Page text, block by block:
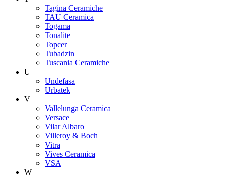
Tagina Ceramiche
TAU Ceramica
Togama
Tonalite
Topcer
Tubadzin
Tuscania Ceramiche
U
Undefasa
Urbatek
V
Vallelunga Ceramica
Versace
Vilar Albaro
Villeroy & Boch
Vitra
Vives Ceramica
VSA
W